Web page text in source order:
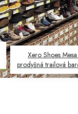
Xero Shoes
prodyšná trailová